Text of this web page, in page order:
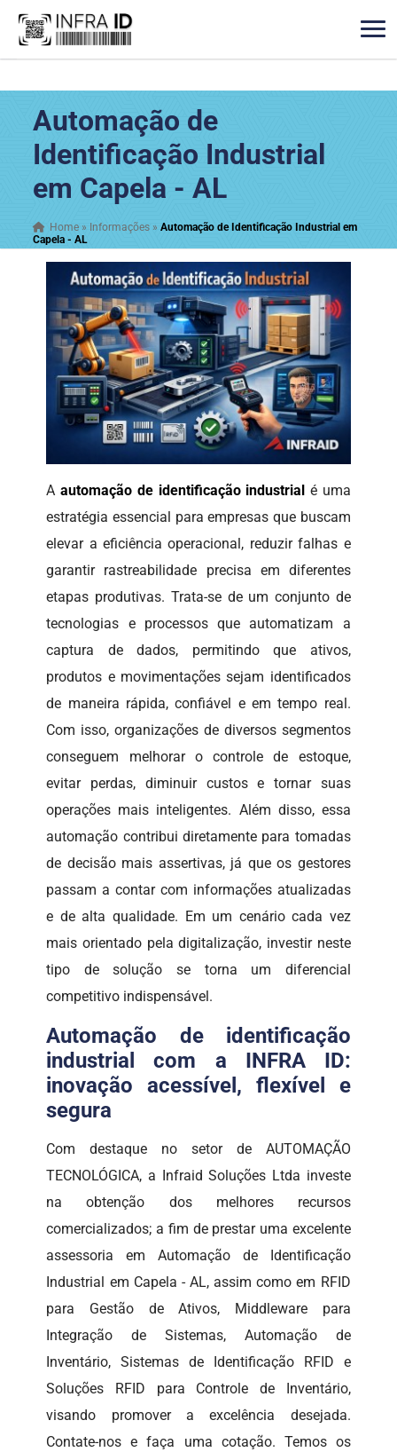
Automação de
Identificação Industrial
em Capela - AL
Home » Informações »Automação de Identificação Industrial em
Capela - AL
Aautomação de identificação industrial é uma
estratégia essencial para empresas que buscam
elevar a eficiência operacional, reduzir falhas e
garantir rastreabilidade precisa em diferentes
etapas produtivas. Trata-se de um conjunto de
tecnologias e processos que automatizam a
captura de dados, permitindo que ativos,
produtos e movimentações sejam identificados
de maneira rápida, confiável e em tempo real.
Com isso, organizações de diversos segmentos
conseguem melhorar o controle de estoque,
evitar perdas, diminuir custos e tornar suas
operações mais inteligentes. Além disso, essa
automação contribui diretamente para tomadas
de decisão mais assertivas, já que os gestores
passam a contar com informações atualizadas
e de alta qualidade. Em um cenário cada vez
mais orientado pela digitalização, investir neste
tipo de solução se torna um diferencial
competitivo indispensável.
Automação de identificação
industrial com a INFRA ID:
inovação acessível, flexível e
segura
Com destaque no setor de AUTOMAÇÃO
TECNOLÓGICA, a Infraid Soluções Ltda investe
na obtenção dos melhores recursos
comercializados; a fim de prestar uma excelente
assessoria em Automação de Identificação
Industrial em Capela - AL, assim como em RFID
para Gestão de Ativos, Middleware para
Integração de Sistemas, Automação de
Inventário, Sistemas de Identificação RFID e
Soluções RFID para Controle de Inventário,
visando promover a excelência desejada.
Contate-nos e faça uma cotação. Temos os